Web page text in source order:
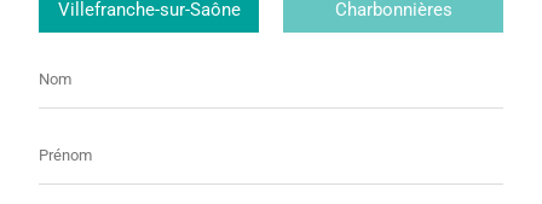
Villefranche-sur-Saône Charbonnières